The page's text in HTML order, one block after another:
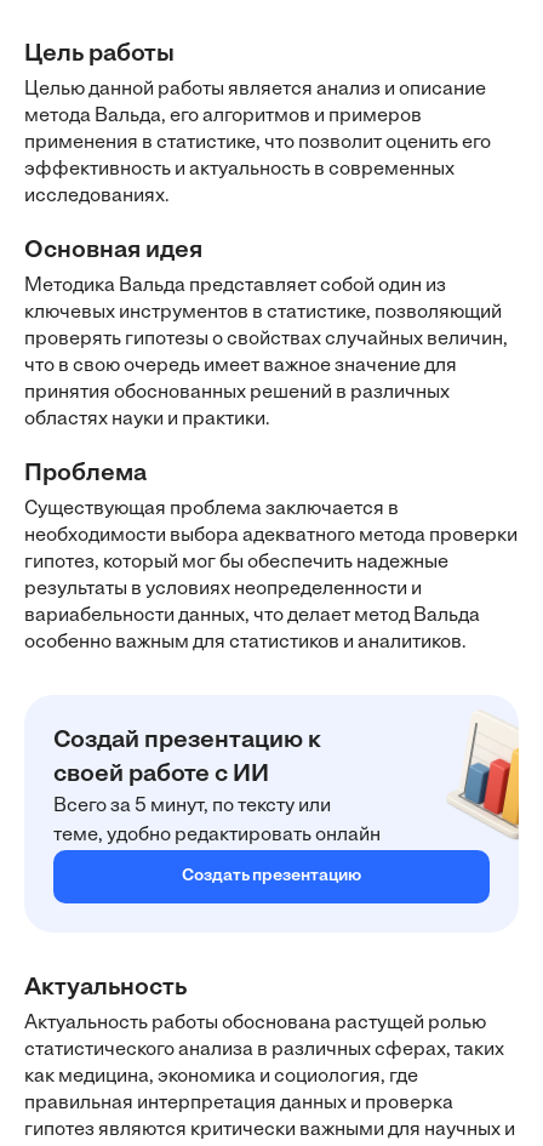
Цель работы
Целью данной работы является анализ и описание
метода Вальда, его алгоритмов и примеров
применения в статистике, что позволит оценить его
эффективность и актуальность в современных
исследованиях.
Основная идея
Методика Вальда представляет собой один из
ключевых инструментов в статистике, позволяющий
проверять гипотезы о свойствах случайных величин,
что в свою очередь имеет важное значение для
принятия обоснованных решений в различных
областях науки и практики.
Проблема
Существующая проблема заключается в
необходимости выбора адекватного метода проверки
гипотез, который мог бы обеспечить надежные
результаты в условиях неопределенности и
вариабельности данных, что делает метод Вальда
особенно важным для статистиков и аналитиков.
Создай презентацию к
своей работе с ИИ
Всего за 5 минут, по тексту или
теме, удобно редактировать онлайн
Создать презентацию
Актуальность
Актуальность работы обоснована растущей ролью
статистического анализа в различных сферах, таких
как медицина, экономика и социология, где
правильная интерпретация данных и проверка
гипотез являются критически важными для научных и